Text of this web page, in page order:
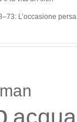
L’occasione persa
acqua